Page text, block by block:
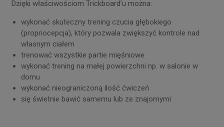
Dzięki właściwościom Trickboard’u można:
wykonać skuteczny trening czucia głębokiego
(propriocepcja), który pozwala zwiększyć kontrole nad
własnym ciałem
trenować wszystkie partie mięśniowe
wykonać trening na małej powierzchni np. w salonie w
domu
wykonać nieograniczoną ilość ćwiczeń
się świetnie bawić samemu lub ze znajomymi